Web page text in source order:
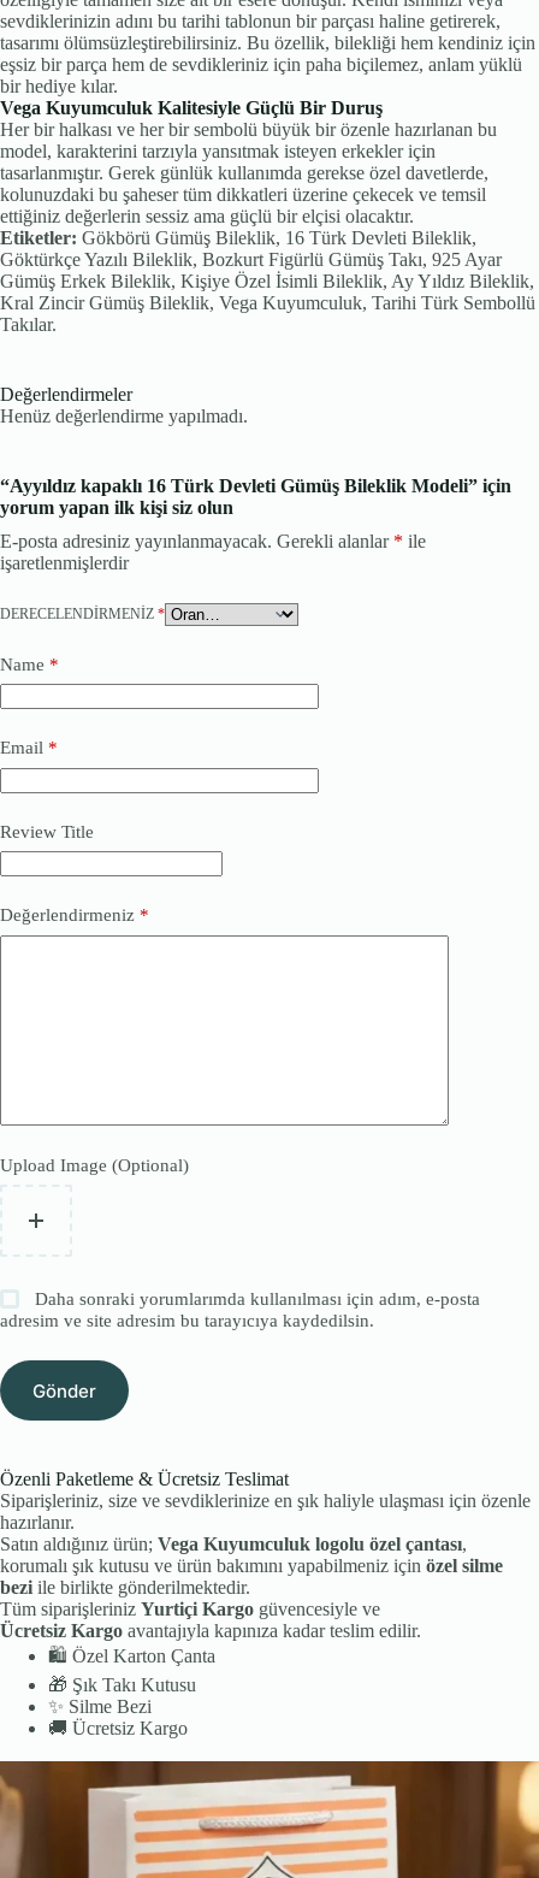
sevdiklerinizin adını bu tarihi tablonun bir parçası haline getirerek,
tasarımı ölümsüzleştirebilirsiniz. Bu özellik, bilekliği hem kendiniz için
eşsiz bir parça hem de sevdikleriniz için paha biçilemez, anlam yüklü
bir hediye kılar.
Vega Kuyumculuk Kalitesiyle Güçlü Bir Duruş
Her bir halkası ve her bir sembolü büyük bir özenle hazırlanan bu
model, karakterini tarzıyla yansıtmak isteyen erkekler için
tasarlanmıştır. Gerek günlük kullanımda gerekse özel davetlerde,
kolunuzdaki bu şaheser tüm dikkatleri üzerine çekecek ve temsil
ettiğiniz değerlerin sessiz ama güçlü bir elçisi olacaktır.
Etiketler: Gökbörü Gümüş Bileklik, 16 Türk Devleti Bileklik,
Göktürkçe Yazılı Bileklik, Bozkurt Figürlü Gümüş Takı, 925 Ayar
Gümüş Erkek Bileklik, Kişiye Özel İsimli Bileklik, Ay Yıldız Bileklik,
Kral Zincir Gümüş Bileklik, Vega Kuyumculuk, Tarihi Türk Sembollü
Takılar.
Değerlendirmeler
Henüz değerlendirme yapılmadı.
“Ayyıldız kapaklı 16 Türk Devleti Gümüş Bileklik Modeli” için
yorum yapan ilk kişi siz olun
E-posta adresiniz yayınlanmayacak. Gerekli alanlar * ile
işaretlenmişlerdir
DERECELENDIRMENIZ *
Name *
Email *
Review Title
Değerlendirmeniz *
Upload Image (Optional)
Daha sonraki yorumlarımda kullanılması için adım, e-posta
adresim ve site adresim bu tarayıcıya kaydedilsin.
Gönder
Özenli Paketleme & Ücretsiz Teslimat
Siparişleriniz, size ve sevdiklerinize en şık haliyle ulaşması için özenle
hazırlanır.
Satın aldığınız ürün; Vega Kuyumculuk logolu özel çantası,
korumalı şık kutusu ve ürün bakımını yapabilmeniz için özel silme
bezi ile birlikte gönderilmektedir.
Tüm siparişleriniz Yurtiçi Kargo güvencesiyle ve
Ücretsiz Kargo avantajıyla kapınıza kadar teslim edilir.
🛍️ Özel Karton Çanta
🎁 Şık Takı Kutusu
✨ Silme Bezi
🚚 Ücretsiz Kargo